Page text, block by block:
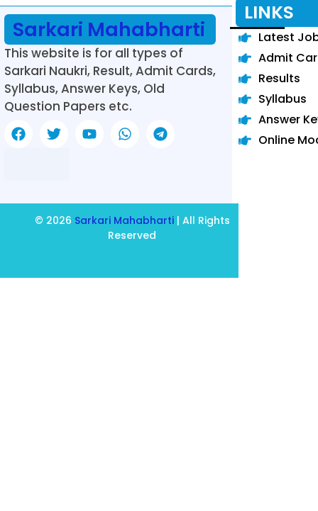
Sarkari Mahabharti
This website is for all types of
Sarkari Naukri, Result, Admit Cards,
Syllabus, Answer Keys, Old
Question Papers etc.
LINKS
Latest
Admit
Results
Syllabus
Answer
Online
© 2026 Sarkari Mahabharti| All Rights
Reserved